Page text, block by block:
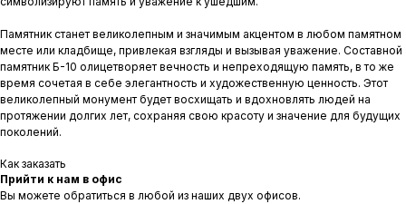
Памятник станет великолепным и значимым акцентом в любом памятном
месте или кладбище, привлекая взгляды и вызывая уважение. Составной
памятник Б-10 олицетворяет вечность и непреходящую память, в то же
время сочетая в себе элегантность и художественную ценность. Этот
великолепный монумент будет восхищать и вдохновлять людей на
протяжении долгих лет, сохраняя свою красоту и значение для будущих
поколений.
Как заказать
Прийти к нам в офис
Вы можете обратиться в любой из наших двух офисов.